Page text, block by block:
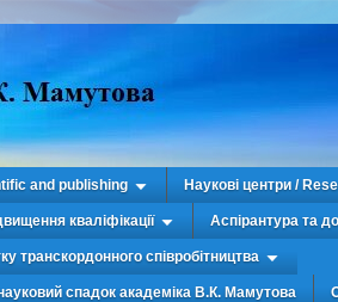
and publishing Наукові центри /
кваліфікації Аспірантура та
транскордонного співробітництва
спадок академіка В.К. Мамутова